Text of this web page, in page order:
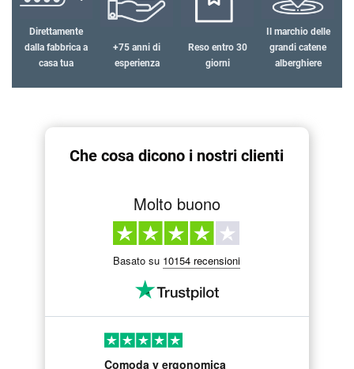
Direttamente
dalla fabbrica a
casa tua
+75 anni di
esperienza
Reso entro 30
giorni
Il marchio delle
grandi catene
alberghiere
Che cosa dicono i nostri clienti
Molto buono
Basato su 10154 recensioni
Comoda y ergonomica